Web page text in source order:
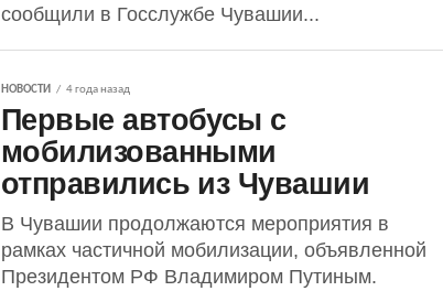
сообщили в Госслужбе Чувашии...
НОВОСТИ 4 года назад
Первые автобусы с
мобилизованными
отправились из Чувашии
В Чувашии продолжаются мероприятия в
рамках частичной мобилизации, объявленной
Президентом РФ Владимиром Путиным.